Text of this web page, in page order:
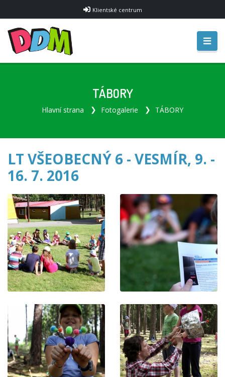
Klientské centrum
TÁBORY
Hlavní strana Fotogalerie TÁBORY
LT VŠEOBECNÝ 6 - VESMÍR, 9. -
16. 7. 2016